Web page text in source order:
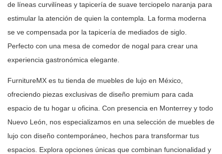
de líneas curvilíneas y tapicería de suave terciopelo naranja para
estimular la atención de quien la contempla. La forma moderna
se ve compensada por la tapicería de mediados de siglo.
Perfecto con una mesa de comedor de nogal para crear una
experiencia gastronómica elegante.
FurnitureMX es tu tienda de muebles de lujo en México,
ofreciendo piezas exclusivas de diseño premium para cada
espacio de tu hogar u oficina. Con presencia en Monterrey y todo
Nuevo León, nos especializamos en una selección de muebles de
lujo con diseño contemporáneo, hechos para transformar tus
espacios. Explora opciones únicas que combinan funcionalidad y